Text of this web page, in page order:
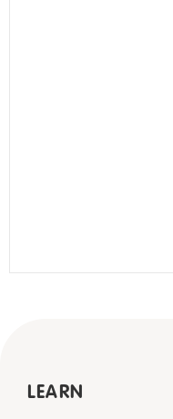
LEARN